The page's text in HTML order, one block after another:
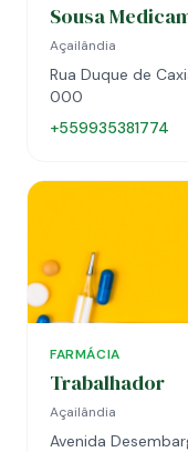
Sousa
Açailândia
Rua Duque de
000
+559935381774
FARMÁCIA
Trabalhador
Açailândia
Avenida